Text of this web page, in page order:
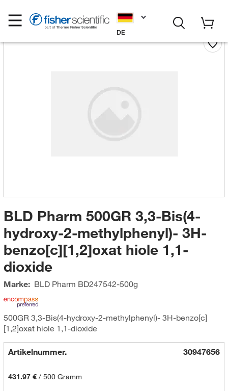
DE
BLD Pharm 500GR 3,3-Bis(4-
hydroxy-2-methylphenyl)- 3H-
benzo[c][1,2]oxat hiole 1,1-
dioxide
Marke: BLD Pharm BD247542-500g
500GR 3,3-Bis(4-hydroxy-2-methylphenyl)- 3H-benzo[c]
[1,2]oxat hiole 1,1-dioxide
Artikelnummer. 30947656
431.97 €/ 500 Gramm